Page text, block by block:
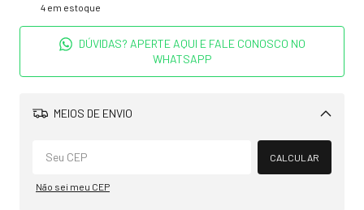
4 em estoque
DÚVIDAS? APERTE AQUI E FALE CONOSCO NO
WHATSAPP
MEIOS DE ENVIO
Alterar CEP
CALCULAR
Não sei meu CEP